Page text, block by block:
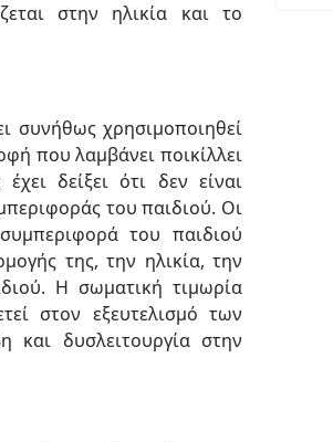
στην ηλικία και το
συνήθως χρησιμοποιηθεί
που λαμβάνει ποικίλλει
δείξει ότι δεν είναι
του παιδιού. Οι
του παιδιού
της, την ηλικία, την
Η σωματική τιμωρία
στον εξευτελισμό των
δυσλειτουργία στην